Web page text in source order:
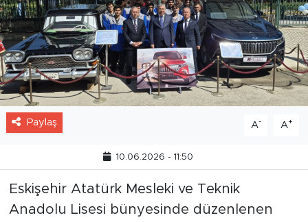
Paylaş A- A+
10.06.2026 - 11:50
Eskişehir Atatürk Mesleki ve Teknik
Anadolu Lisesi bünyesinde düzenlenen